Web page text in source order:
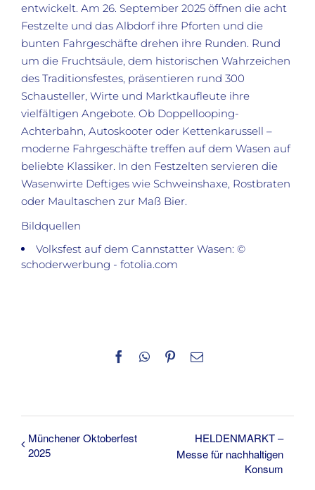
entwickelt. Am 26. September 2025 öffnen die acht
Festzelte und das Albdorf ihre Pforten und die
bunten Fahrgeschäfte drehen ihre Runden. Rund
um die Fruchtsäule, dem historischen Wahrzeichen
des Traditionsfestes, präsentieren rund 300
Schausteller, Wirte und Marktkaufleute ihre
vielfältigen Angebote. Ob Doppellooping-
Achterbahn, Autoskooter oder Kettenkarussell –
moderne Fahrgeschäfte treffen auf dem Wasen auf
beliebte Klassiker. In den Festzelten servieren die
Wasenwirte Deftiges wie Schweinshaxe, Rostbraten
oder Maultaschen zur Maß Bier.
Bildquellen
Volksfest auf dem Cannstatter Wasen: ©
schoderwerbung - fotolia.com
Facebook
WhatsApp
Pinterest
E-
Münchener Oktoberfest
2025
HELDENMARKT –
Messe für nachhaltigen
Konsum